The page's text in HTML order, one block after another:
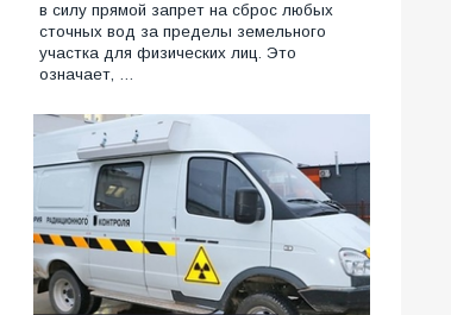
в силу прямой запрет на сброс любых
сточных вод за пределы земельного
участка для физических лиц. Это
означает, …